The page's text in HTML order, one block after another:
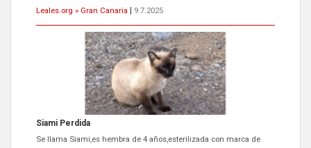
Leales.org » Gran Canaria
9.7.2025
ADOPCIÓN URGENTE GATA TEROR GRAN CANARIA
El ayuntamiento se va a llevar a Los Gatos callejeros de la zona los